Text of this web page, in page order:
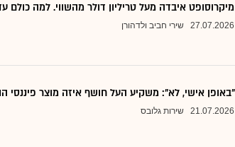
מיקרוסופט איבדה מעל טריליון דולר מהשווי. למה כולם
27.07.2026 שירי חביב ולדהורן
"באופן אישי, לא": משקיע העל חושף איזה מוצר פיננסי
21.07.2026 שירות גלובס